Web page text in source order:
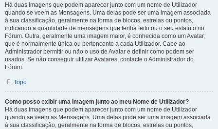
Há duas imagens que podem aparecer junto com um nome de Utilizador
quando se veem as Mensagens. Uma delas pode ser uma imagem associada
à sua classificação, geralmente na forma de blocos, estrelas ou pontos,
indicando a quantidade de mensagens que tenha feito ou o seu estatuto no
Fórum. Outra, geralmente uma imagem maior, é conhecida como um Avatar,
que é normalmente única ou pertencente a cada Utilizador. Cabe ao
Administrador permitir ou não o uso de Avatar e definir como podem ser
usados. Se não conseguir utilizar Avatares, contacte o Administrador do
Fórum.
Topo
Como posso exibir uma Imagem junto ao meu Nome de Utilizador?
Há duas imagens que podem aparecer junto com um nome de Utilizador
quando se veem as Mensagens. Uma delas pode ser uma imagem associada
à sua classificação, geralmente na forma de blocos, estrelas ou pontos,